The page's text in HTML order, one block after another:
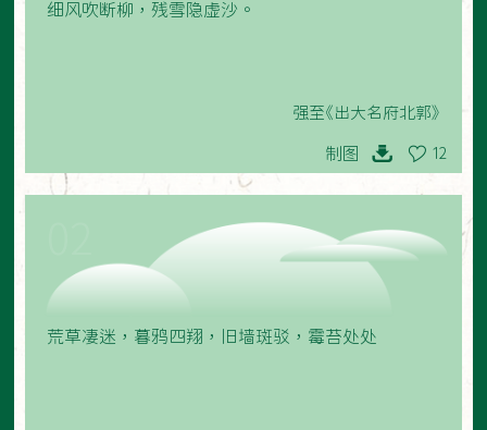
细风吹断柳，残雪隐虚沙。
强至《出大名府北郭》
制图 12
荒草凄迷，暮鸦四翔，旧墙斑驳，霉苔处处